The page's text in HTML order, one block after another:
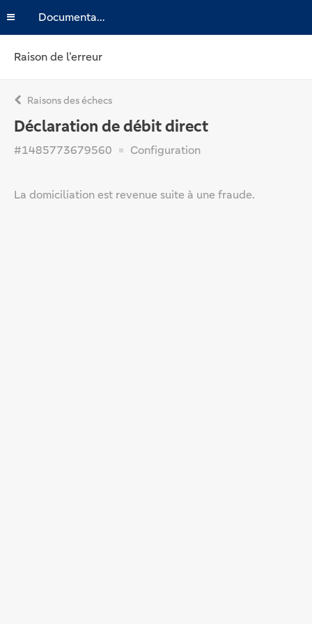
Documentation
Raison de l’erreur
Raisons des échecs
Déclaration de débit direct
#1485773679560 Configuration
La domiciliation est revenue suite à une fraude.